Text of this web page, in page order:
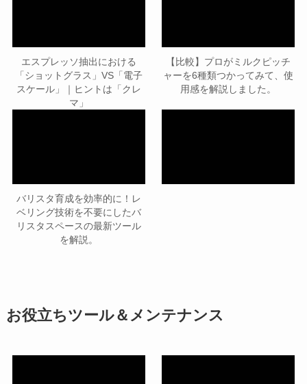
エスプレッソ抽出における
「ショットグラス」VS「電子
スケール」｜ヒントは「クレ
マ」
【比較】プロがミルクピッチ
ャーを6種類つかってみて、使
用感を解説しました。
バリスタ育成を効率的に！レ
ベリング技術を不要にしたバ
リスタスペースの最新ツール
を解説。
お役立ちツール＆メンテナンス